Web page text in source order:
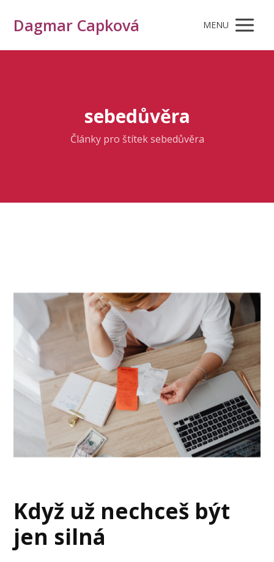
Dagmar Capková MENU
sebedůvěra
Články pro štítek sebedůvěra
Když už nechceš být
jen silná